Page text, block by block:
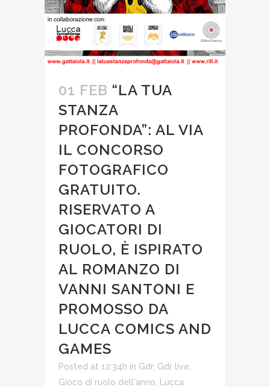
01 FEB “LA TUA
STANZA
PROFONDA”: AL VIA
IL CONCORSO
FOTOGRAFICO
GRATUITO.
RISERVATO A
GIOCATORI DI
RUOLO, È ISPIRATO
AL ROMANZO DI
VANNI SANTONI E
PROMOSSO DA
LUCCA COMICS AND
GAMES
Posted at 12:34h in Gdr, Gdr live
Gioco di ruolo dell'anno Lucca